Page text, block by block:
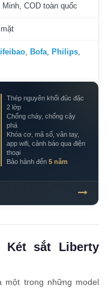
COD toàn quốc
Bofa Philips
Thép nguyên khối đúc đặc
2 lớp
Chống cháy, chống cậy
phá
Khóa cơ, mã số, vân tay,
app wifi, cảnh báo qua điện
thoại
Bảo hành đến 5 năm
Két sắt Liberty
một trong những model